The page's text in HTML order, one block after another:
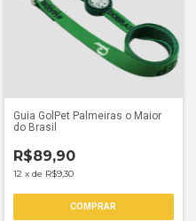
Guia GolPet Palmeiras o Maior
do Brasil
R$89,90
12 x de R$9,30
COMPRAR